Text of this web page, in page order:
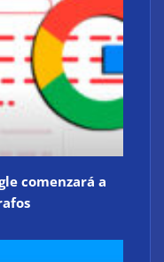
comenzará a